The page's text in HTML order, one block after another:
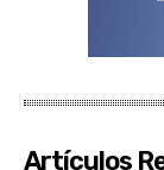
Artículos